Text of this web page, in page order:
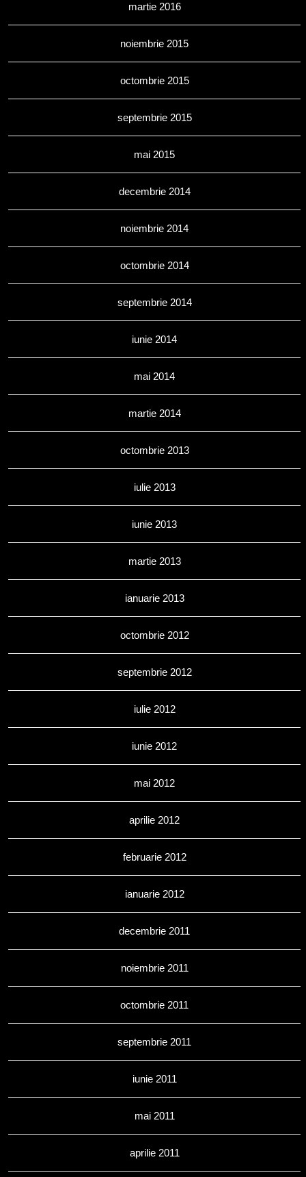
martie 2016
noiembrie 2015
octombrie 2015
septembrie 2015
mai 2015
decembrie 2014
noiembrie 2014
octombrie 2014
septembrie 2014
iunie 2014
mai 2014
martie 2014
octombrie 2013
iulie 2013
iunie 2013
martie 2013
ianuarie 2013
octombrie 2012
septembrie 2012
iulie 2012
iunie 2012
mai 2012
aprilie 2012
februarie 2012
ianuarie 2012
decembrie 2011
noiembrie 2011
octombrie 2011
septembrie 2011
iunie 2011
mai 2011
aprilie 2011